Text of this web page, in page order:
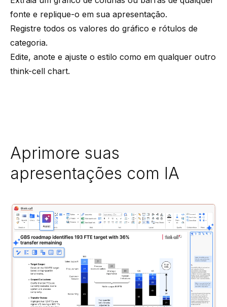
fonte e replique-o em sua apresentação.
Registre todos os valores do gráfico e rótulos de
categoria.
Edite, anote e ajuste o estilo como em qualquer outro
think-cell chart.
Aprimore suas
apresentações com IA